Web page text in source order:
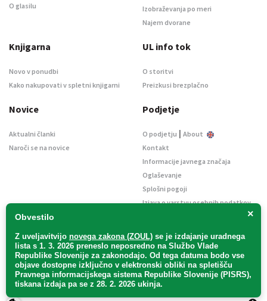
×
Obvestilo
Z uveljavitvijo novega zakona (ZOUL) se je izdajanje uradnega
lista s 1. 3. 2026 preneslo neposredno na Službo Vlade
Republike Slovenije za zakonodajo. Od tega datuma bodo vse
objave dostopne izključno v elektronski obliki na spletišču
Pravnega informacijskega sistema Republike Slovenije (PISRS),
tiskana izdaja pa se z 28. 2. 2026 ukinja.
O glasilu
Izobraževanja po meri
Najem dvorane
Knjigarna
Novo v ponudbi
Kako nakupovati v spletni knjigarni
UL info tok
O storitvi
Preizkusi brezplačno
Novice
Aktualni članki
Naroči se na novice
Podjetje
O podjetju | About
Kontakt
Informacije javnega značaja
Oglaševanje
Splošni pogoji
Izjava o varstvu osebnih podatkov
Uradni list d. o. o. – v likvidaciji / Vse pravice pridržane.